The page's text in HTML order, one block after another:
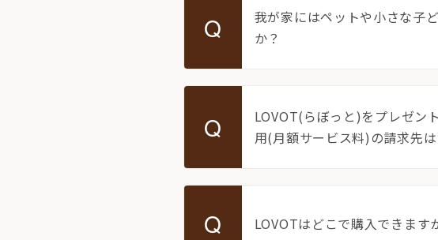
Q
我が家にはペットや小さな子
か？
Q
LOVOT(らぼっと)をプレゼン
用(月額サービス料)の請求先
Q LOVOTはどこで購入できます